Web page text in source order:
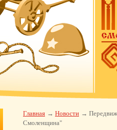
Главная Новости
Смоленщина"